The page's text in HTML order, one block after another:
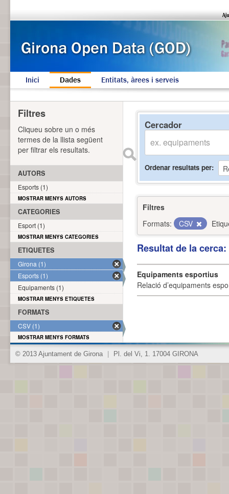
Inici Dades Entitats, àrees i serveis
Cercador
Ordenar resultats per
Filtres
Formats:
CSV
Resultat de la
Equipaments esportius
Relació d’equipaments
Filtres
Cliqueu sobre un o més
termes de la llista següent
per filtrar els resultats.
AUTORS
Esports (1)
MOSTRAR MENYS AUTORS
CATEGORIES
Esport (1)
MOSTRAR MENYS CATEGORIES
ETIQUETES
Girona (1)
Esports (1)
Equipaments (1)
MOSTRAR MENYS ETIQUETES
FORMATS
CSV (1)
MOSTRAR MENYS FORMATS
© 2013 Ajuntament de Girona Pl. del Vi, 1. 17004 GIRONA